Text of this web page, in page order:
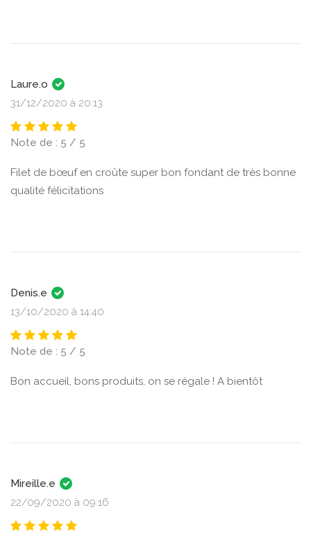
Laure.o
31/12/2020 à 20:13
Note de : 5 / 5
Filet de bœuf en croûte super bon fondant de très bonne
qualité félicitations
Denis.e
13/10/2020 à 14:40
Note de : 5 / 5
Bon accueil, bons produits, on se régale ! A bientôt
Mireille.e
22/09/2020 à 09:16